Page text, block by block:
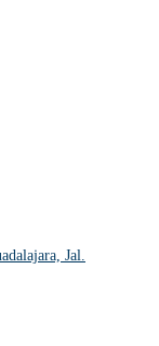
Jal.